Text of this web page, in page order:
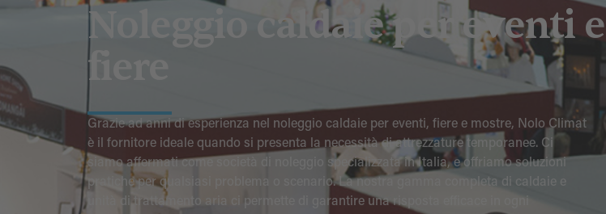
Noleggio caldaie per eventi e
fiere
Grazie ad anni di esperienza nel noleggio caldaie per eventi, fiere e mostre, Nolo Climat
è il fornitore ideale quando si presenta la necessità di attrezzature temporanee. Ci
siamo affermati come società di noleggio specializzata in Italia, e offriamo soluzioni
pratiche per qualsiasi problema o scenario. La nostra gamma completa di caldaie e
unità di trattamento aria ci permette di garantire una risposta efficace in ogni